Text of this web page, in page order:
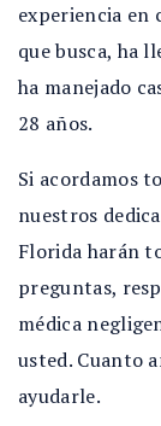
experiencia en
que busca, ha
ha manejado
28 años.
Si acordamos
nuestros
Florida harán
preguntas,
médica
usted. Cuanto
ayudarle.